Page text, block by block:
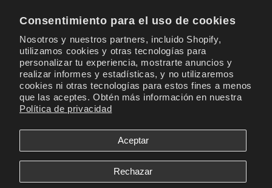
Consentimiento para el uso de cookies
Nosotros y nuestros partners, incluido Shopify,
utilizamos cookies y otras tecnologías para
personalizar tu experiencia, mostrarte anuncios y
realizar informes y estadísticas, y no utilizaremos
cookies ni otras tecnologías para estos fines a menos
que las aceptes. Obtén más información en nuestra
Política de privacidad
Aceptar
Rechazar
REGÍSTRATE PARA RECIBIR NOTICIAS Y
OFERTAS EXCLUSIVAS DE LOVISS
Correo electrónico
(Twitter)
Formas